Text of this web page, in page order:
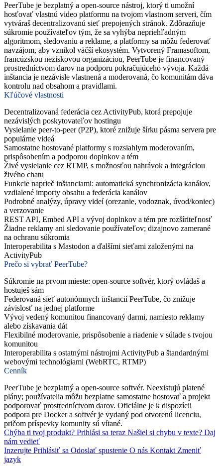
PeerTube je bezplatný a open-source nástroj, ktorý ti umožní
hosťovať vlastnú video platformu na tvojom vlastnom serveri, čím
vytváraš decentralizovanú sieť prepojených stránok. Zdôrazňuje
súkromie používateľov tým, že sa vyhýba nepriehľadným
algoritmom, sledovaniu a reklame, a platformy sa môžu federovať
navzájom, aby vznikol väčší ekosystém. Vytvorený Framasoftom,
francúzskou neziskovou organizáciou, PeerTube je financovaný
prostredníctvom darov na podporu pokračujúceho vývoja. Každá
inštancia je nezávisle vlastnená a moderovaná, čo komunitám dáva
kontrolu nad obsahom a pravidlami.
Kľúčové vlastnosti
Decentralizovaná federácia cez ActivityPub, ktorá prepojuje
nezávislých poskytovateľov hostingu
Vysielanie peer-to-peer (P2P), ktoré znižuje šírku pásma servera pre
populárne videá
Samostatne hostované platformy s rozsiahlym moderovaním,
prispôsobením a podporou doplnkov a tém
Živé vysielanie cez RTMP, s možnosťou nahrávok a integráciou
živého chatu
Funkcie naprieč inštanciami: automatická synchronizácia kanálov,
vzdialené importy obsahu a federácia kanálov
Podrobné analýzy, úpravy videí (orezanie, vodoznak, úvod/koniec)
a verzovanie
REST API, Embed API a vývoj doplnkov a tém pre rozšíriteľnosť
Žiadne reklamy ani sledovanie používateľov; dizajnovo zamerané
na ochranu súkromia
Interoperabilita s Mastodon a ďalšími sieťami založenými na
ActivityPub
Prečo si vybrať PeerTube?
Súkromie na prvom mieste: open-source softvér, ktorý ovládaš a
hostuješ sám
Federovaná sieť autonómnych inštancií PeerTube, čo znižuje
závislosť na jednej platforme
Vývoj vedený komunitou financovaný darmi, namiesto reklamy
alebo získavania dát
Flexibilné moderovanie, prispôsobenie a riadenie v súlade s tvojou
komunitou
Interoperabilita s ostatnými nástrojmi ActivityPub a štandardnými
webovými technológiami (WebRTC, RTMP)
Cenník
PeerTube je bezplatný a open-source softvér. Neexistujú platené
plány; používatelia môžu bezplatne samostatne hostovať a projekt
podporovať prostredníctvom darov. Oficiálne je k dispozícii
podpora pre Docker a softvér je vydaný pod otvorenú licenciu,
pričom príspevky komunity sú vítané.
Chýba ti tvoj produkt? Prihlási sa teraz Našiel si chybu v texte? Daj
nám vedieť
Inzerujte Prihlásiť sa Odoslať spustenie O nás Kontakt Zmeniť
jazyk